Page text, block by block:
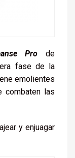
Pro de
fase de la
emolientes
combaten las
y enjuagar